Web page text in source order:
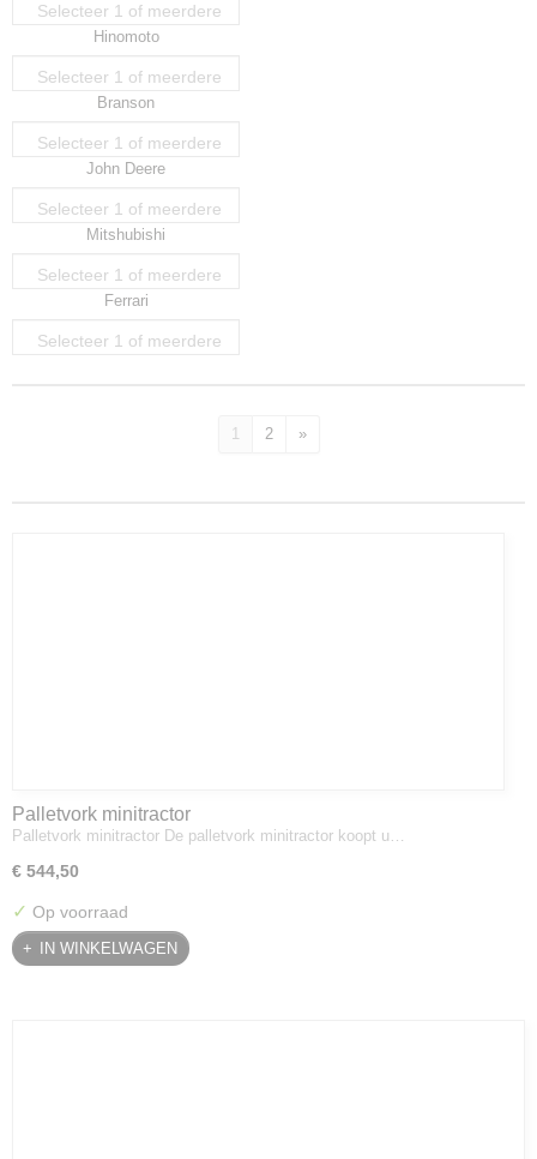
Selecteer 1 of meerdere
opties
Hinomoto
Selecteer 1 of meerdere
opties
Branson
Selecteer 1 of meerdere
opties
John Deere
Selecteer 1 of meerdere
opties
Mitshubishi
Selecteer 1 of meerdere
opties
Ferrari
Selecteer 1 of meerdere
1 2 »
Palletvork minitractor
Palletvork minitractor De palletvork minitractor koopt u…
€ 544,50
✓ Op voorraad
IN WINKELWAGEN